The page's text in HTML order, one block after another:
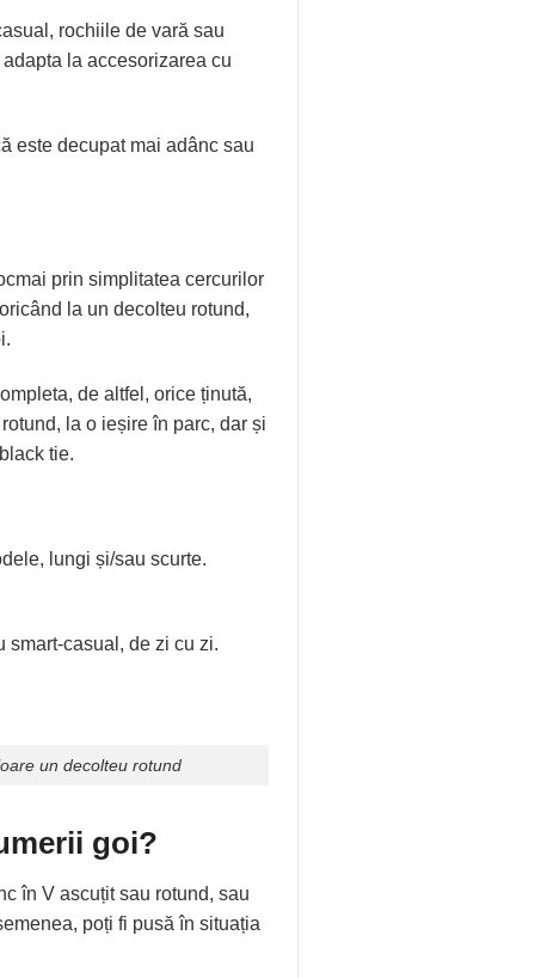
rochiile de vară sau
la accesorizarea cu
este decupat mai adânc sau
prin simplitatea cercurilor
la un decolteu rotund,
de altfel, orice ținută,
la o ieșire în parc, dar și
tie.
lungi și/sau scurte.
smart-casual, de zi cu zi.
un decolteu rotund
goi?
în V ascuțit sau rotund, sau
poți fi pusă în situația